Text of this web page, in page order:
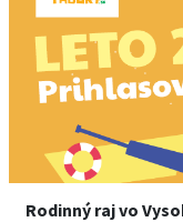
Rodinný raj vo